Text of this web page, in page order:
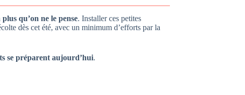
qu’on ne le pense. Installer ces petites
dès cet été, avec un minimum d’efforts par la
se préparent aujourd’hui.